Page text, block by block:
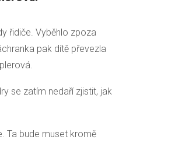
řidiče. Vyběhlo zpoza
pak dítě převezla
se zatím nedaří zjistit, jak
Ta bude muset kromě